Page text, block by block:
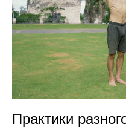
Практики